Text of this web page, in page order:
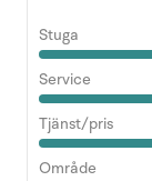
Stuga
Service
Tjänst/pris
Område